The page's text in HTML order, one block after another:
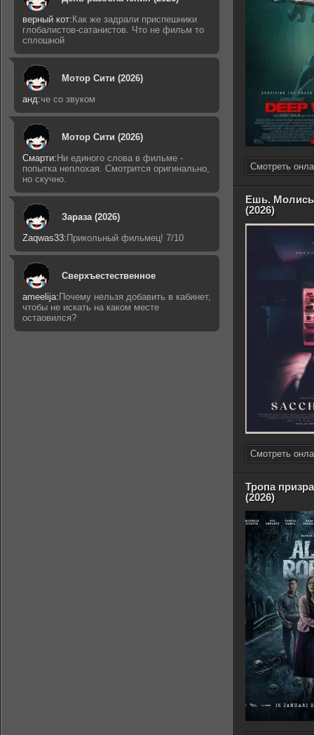
Смотреть
Ешь.
(2026)
Смотреть
Тропа
(2026)
верный кот: Как же задрали приспешники
глобалистов-сатанистов. Что не фильм то
сплошной
Мотор Сити (2026)
анд:че со звуком
Мотор Сити (2026)
Смарти: Ни единого слова в фильме -
попытка неплохая. Смотрится оригинально,
но скучно.
Зараза (2026)
Zaqwas33: Прикольный фильмец! 7/10
Сверхъестественное
ameelija: Почему нельзя добавить в кабинет,
чтобы не искать на каком месте
остаовился?